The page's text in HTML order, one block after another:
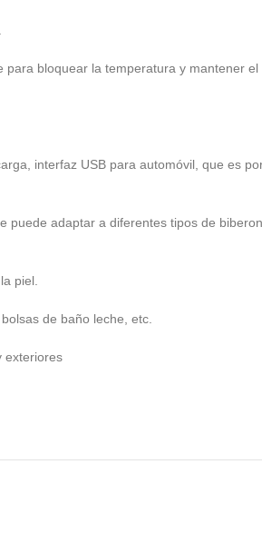
bloquear la temperatura y mantener
interfaz USB para automóvil, que es
puede adaptar a diferentes tipos de
piel.
de baño leche, etc.
exteriores